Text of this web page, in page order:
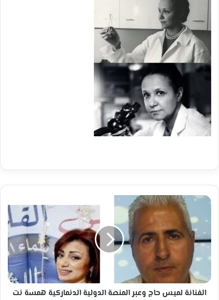
الفنانة
حاج
وعبر
المنصة
الدولية
الدنماركية
همسة
نت
وعبر
الفنانة لميس حاج وعبر المنصة الدولية الدنماركية همسة نت